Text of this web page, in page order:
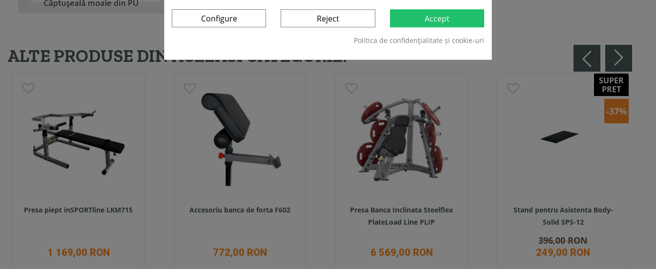
ALTE PRODUSE DIN ACEEASI CATEGORIE:
Presa piept inSPORTline LKM715
1 169,00 RON
Accesoriu banca de forta F602
772,00 RON
Presa Banca Inclinata Steelflex
PlateLoad Line PLIP
6 569,00 RON
SUPER
PRET
-37%
Stand pentru Asistenta Body-
Solid SPS-12
396,00 RON
249,00 RON
Configure Reject Accept
Politica de confidențialitate și cookie-uri